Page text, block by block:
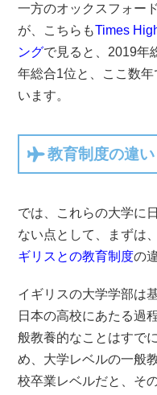
一方のオックスフォー
が、こちらもTimes
ングで見ると、2019年
年総合1位と、ここ数
います。
教育制度の違い
では、これらの大学に
ない点として、まずは
ギリスとの教育制度の
イギリスの大学学部は
日本の高校にあたる過
般教養的なことはすで
め、大学レベルの一般
校卒業レベルだと、そ